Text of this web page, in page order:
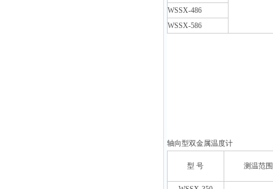
WSSX-486
WSSX-586
轴向型双金属温度计
型 号 测温范